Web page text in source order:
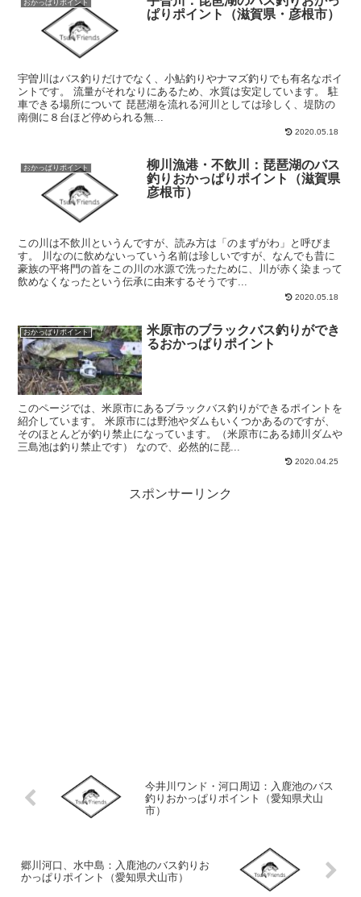
おかっぱりポイント
ぱりポイント（滋賀県・彦根市）
宇曽川はバス釣りだけでなく、小鮎釣りやナマズ釣りでも有名なポイ
ントです。 流量がそれなりにあるため、水質は安定しています。 駐
車できる場所について 琵琶湖を流れる河川としては珍しく、堤防の
南側に８台ほど停められる無...
2020.05.18
おかっぱりポイント
柳川漁港・不飲川：琵琶湖のバス
釣りおかっぱりポイント（滋賀県
彦根市）
この川は不飲川というんですが、読み方は「のまずがわ」と呼びま
す。 川なのに飲めないっていう名前は珍しいですが、なんでも昔に
豪族の平将門の首をこの川の水源で洗ったために、川が赤く染まって
飲めなくなったという伝承に由来するそうです...
2020.05.18
おかっぱりポイント
米原市のブラックバス釣りができ
るおかっぱりポイント
このページでは、米原市にあるブラックバス釣りができるポイントを
紹介しています。 米原市には野池やダムもいくつかあるのですが、
そのほとんどが釣り禁止になっています。（米原市にある姉川ダムや
三島池は釣り禁止です） なので、必然的に琵...
2020.04.25
スポンサーリンク
今井川ワンド・河口周辺：入鹿池のバス
釣りおかっぱりポイント（愛知県犬山
市）
郷川河口、水中島：入鹿池のバス釣りお
かっぱりポイント（愛知県犬山市）